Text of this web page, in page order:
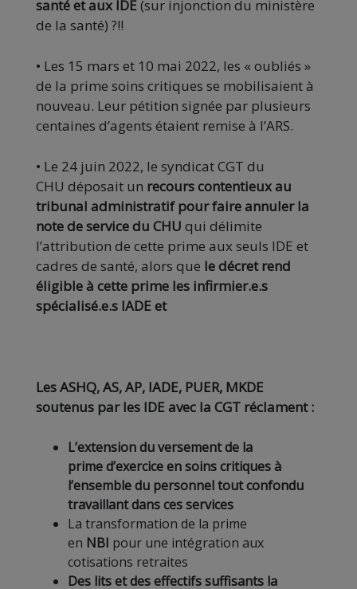
santé et aux IDE (sur injonction du ministère
de la santé) ?!!
• Les 15 mars et 10 mai 2022, les « oubliés »
de la prime soins critiques se mobilisaient à
nouveau. Leur pétition signée par plusieurs
centaines d’agents étaient remise à l’ARS.
• Le 24 juin 2022, le syndicat CGT du
CHU déposait un recours contentieux au
tribunal administratif pour faire annuler la
note de service du CHU qui délimite
l’attribution de cette prime aux seuls IDE et
cadres de santé, alors que le décret rend
éligible à cette prime les infirmier.e.s
spécialisé.e.s IADE et
Les ASHQ, AS, AP, IADE, PUER, MKDE
soutenus par les IDE avec la CGT réclament :
L’extension du versement de la
prime d’exercice en soins critiques à
l’ensemble du personnel tout confondu
travaillant dans ces services
La transformation de la prime
en NBI pour une intégration aux
cotisations retraites
Des lits et des effectifs suffisants la